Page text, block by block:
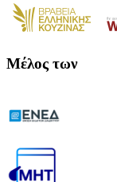
Μέλος των